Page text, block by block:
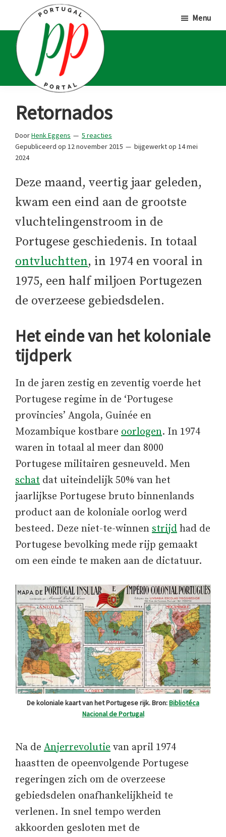
hoofd
inhoud
eerste
sidebar
voettekst
Portal
Portugalliefhebbers
en
-
Menu
Retornados
DoorHenk Eggens
5 reacties
Gepubliceerd op 12 november 2015 bijgewerkt op 14 mei
2024
Deze maand, veertig jaar geleden,
kwam een eind aan de grootste
vluchtelingenstroom in de
Portugese geschiedenis. In totaal
ontvluchtten, in 1974 en vooral in
1975, een half miljoen Portugezen
de overzeese gebiedsdelen.
Het einde van het koloniale
tijdperk
In de jaren zestig en zeventig voerde het
Portugese regime in de ‘Portugese
provincies’ Angola, Guinée en
Mozambique kostbare oorlogen. In 1974
waren in totaal al meer dan 8000
Portugese militairen gesneuveld. Men
schat dat uiteindelijk 50% van het
jaarlijkse Portugese bruto binnenlands
product aan de koloniale oorlog werd
besteed. Deze niet-te-winnen strijd had de
Portugese bevolking mede rijp gemaakt
om een einde te maken aan de dictatuur.
De koloniale kaart van het Portugese rijk. Bron:Bibliotéca
Nacional de Portugal
Na de Anjerrevolutie van april 1974
haastten de opeenvolgende Portugese
regeringen zich om de overzeese
gebiedsdelen onafhankelijkheid te
verlenen. In snel tempo werden
akkoorden gesloten met de